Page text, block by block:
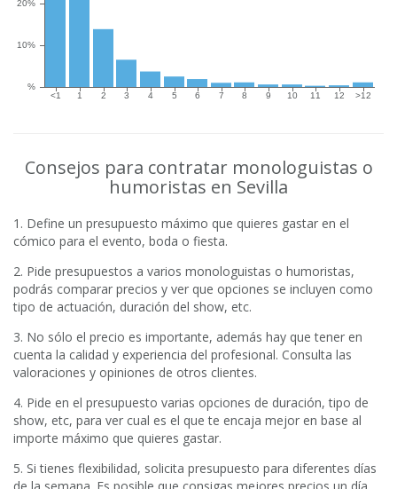
Consejos para contratar monologuistas o
humoristas en Sevilla
1. Define un presupuesto máximo que quieres gastar en el
cómico para el evento, boda o fiesta.
2. Pide presupuestos a varios monologuistas o humoristas,
podrás comparar precios y ver que opciones se incluyen como
tipo de actuación, duración del show, etc.
3. No sólo el precio es importante, además hay que tener en
cuenta la calidad y experiencia del profesional. Consulta las
valoraciones y opiniones de otros clientes.
4. Pide en el presupuesto varias opciones de duración, tipo de
show, etc, para ver cual es el que te encaja mejor en base al
importe máximo que quieres gastar.
5. Si tienes flexibilidad, solicita presupuesto para diferentes días
de la semana. Es posible que consigas mejores precios un día